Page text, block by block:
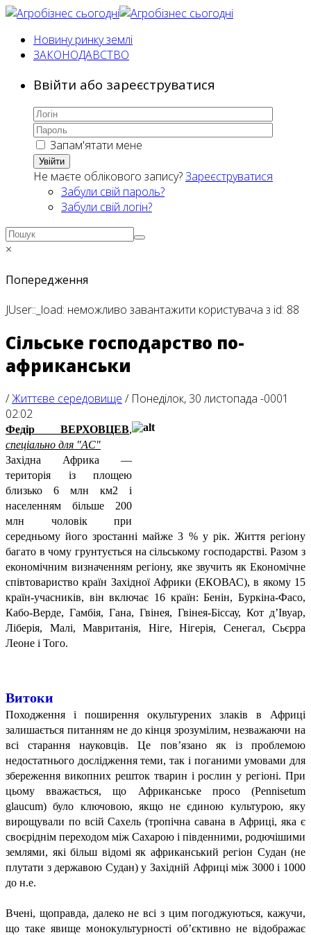
Новину ринку землі
ЗАКОНОДАВСТВО
Ввійти або зареєструватися
Запам'ятати мене
Увійти
Не маєте облікового запису?Зареєструватися
Забули свій пароль?
Забули свій логін?
×
Попередження
JUser::_load: неможливо завантажити користувача з id: 88
Сільське господарство по-
африканськи
/Життєве середовище /Понеділок, 30 листопада -0001
02:02
Федір ВЕРХОВЦЕВ,
спеціально для "АС"
Західна Африка —
територія із площею
близько 6 млн км2 і
населенням більше 200
млн чоловік при
середньому його зростанні майже 3 % у рік. Життя регіону
багато в чому грунтується на сільському господарстві. Разом з
економічним визначенням регіону, яке звучить як Економічне
співтовариство країн Західної Африки (ЕКОВАС), в якому 15
країн-учасників, він включає 16 країн: Бенін, Буркіна-Фасо,
Кабо-Верде, Гамбія, Гана, Гвінея, Гвінея-Біссау, Кот д’Івуар,
Ліберія, Малі, Мавританія, Ніге, Нігерія, Сенегал, Сьєрра
Леоне і Того.
Витоки
Походження і поширення окультурених злаків в Африці
залишається питанням не до кінця зрозумілим, незважаючи на
всі старання науковців. Це пов’язано як із проблемою
недостатнього дослідження теми, так і поганими умовами для
збереження викопних решток тварин і рослин у регіоні. При
цьому вважається, що Африканське просо (Pennisetum
glaucum) було ключовою, якщо не єдиною культурою, яку
вирощували по всій Сахель (тропічна савана в Африці, яка є
своєріднім переходом між Сахарою і південними, родючішими
землями, які більш відомі як африканський регіон Судан (не
плутати з державою Судан) у Західній Африці між 3000 і 1000
до н.е.
Вчені, щоправда, далеко не всі з цим погоджуються, кажучи,
що таке явище монокультурності об’єктивно не відображає